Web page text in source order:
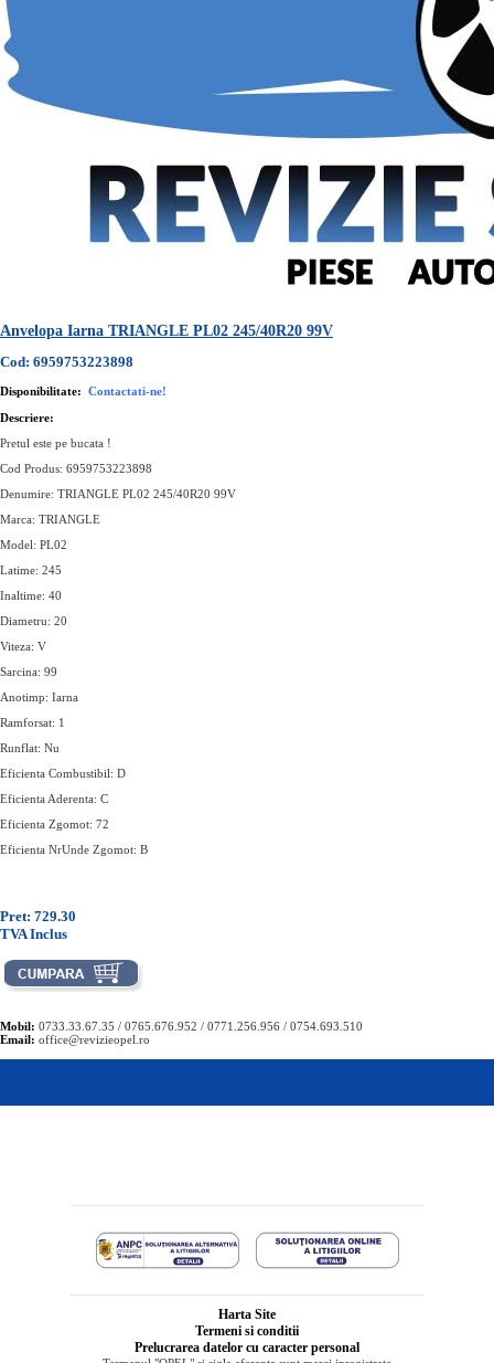
Anvelopa Iarna TRIANGLE PL02 245/40R20 99V
Cod: 6959753223898
Disponibilitate: Contactati-ne!
Descriere:
Pretul este pe bucata !
Cod Produs: 6959753223898
Denumire: TRIANGLE PL02 245/40R20 99V
Marca: TRIANGLE
Model: PL02
Latime: 245
Inaltime: 40
Diametru: 20
Viteza: V
Sarcina: 99
Anotimp: Iarna
Ramforsat: 1
Runflat: Nu
Eficienta Combustibil: D
Eficienta Aderenta: C
Eficienta Zgomot: 72
Eficienta NrUnde Zgomot: B
Pret: 729.30
TVA Inclus
Mobil: 0733.33.67.35 / 0765.676.952 / 0771.256.956 / 0754.693.510
Email: office@revizieopel.ro
Harta Site
Termeni si conditii
Prelucrarea datelor cu caracter personal